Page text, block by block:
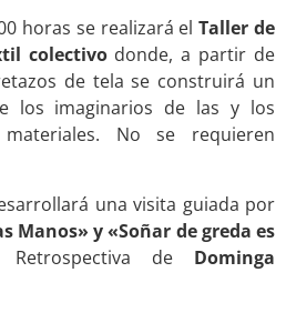
horas se realizará el Taller de
colectivodonde, a partir de
de tela se construirá un
los imaginarios de las y los
materiales. No se requieren
una visita guiada por
Manos» y «Soñar de greda es
Retrospectiva de Dominga